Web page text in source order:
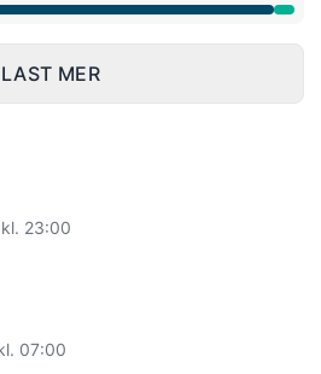
til 11:00 PM
LAST MER
23:00
07:00